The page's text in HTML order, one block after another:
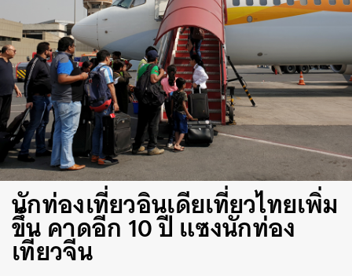
นักท่องเที่ยวอินเดียเที่ยวไทยเพิ่ม
ขึ้น คาดอีก 10 ปี แซงนักท่อง
เที่ยวจีน